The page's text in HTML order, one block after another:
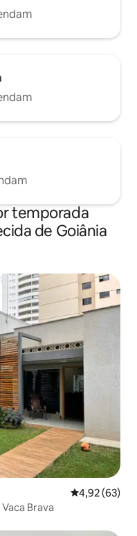
temporada
de Goiânia
4,92 de uma
4,92 (63)
Brava